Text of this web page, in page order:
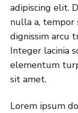
adipiscing elit.
nulla a, tempor
dignissim arcu
Integer lacinia
elementum
sit amet.
Lorem ipsum